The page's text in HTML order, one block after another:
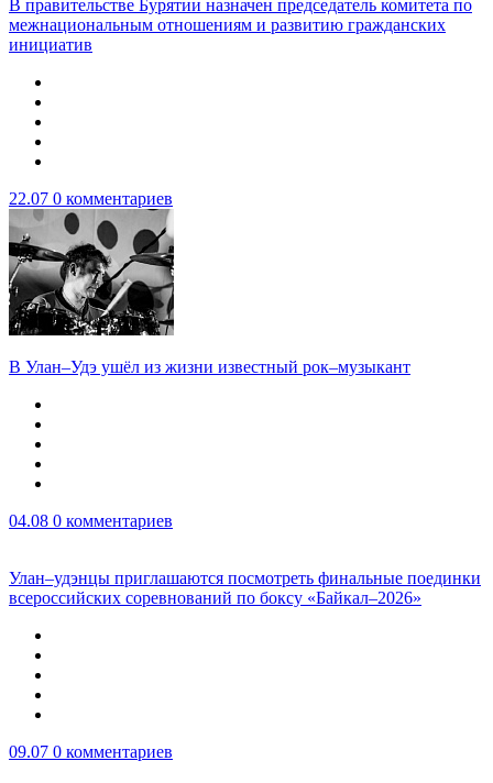
В правительстве Бурятии назначен председатель комитета по
межнациональным отношениям и развитию гражданских
инициатив
22.07 0 комментариев
В Улан–Удэ ушёл из жизни известный рок–музыкант
04.08 0 комментариев
Улан–удэнцы приглашаются посмотреть финальные поединки
всероссийских соревнований по боксу «Байкал–2026»
09.07 0 комментариев